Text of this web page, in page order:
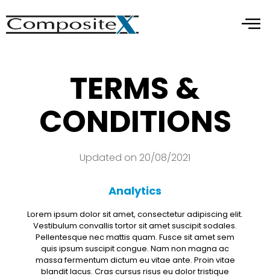
TERMS &
CONDITIONS
Updated on 20/08/2021
Analytics
Lorem ipsum dolor sit amet, consectetur adipiscing elit.
Vestibulum convallis tortor sit amet suscipit sodales.
Pellentesque nec mattis quam. Fusce sit amet sem
quis ipsum suscipit congue. Nam non magna ac
massa fermentum dictum eu vitae ante. Proin vitae
blandit lacus. Cras cursus risus eu dolor tristique